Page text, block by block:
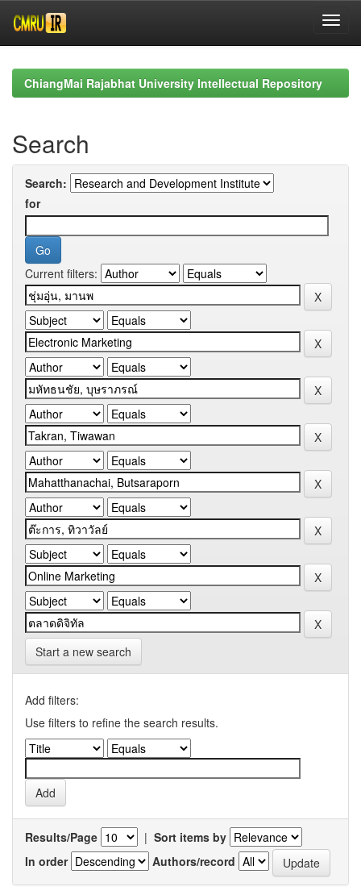
navigationChiangMai Rajabhat University Intellectual Repository
Search
Search:
for
Current filters:
Start a new search
Add filters:
Use filters to refine the search results.
Results/Page | Sort items by
In order
Authors/record